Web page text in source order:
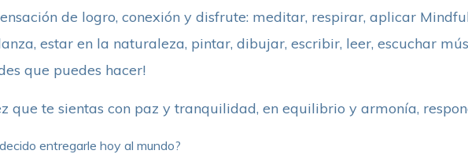
de logro, conexión y disfrute: meditar, respirar, aplicar
estar en la naturaleza, pintar, dibujar, escribir, leer, escuchar
que puedes hacer!
que te sientas con paz y tranquilidad, en equilibrio y armonía,
entregarle hoy al mundo?